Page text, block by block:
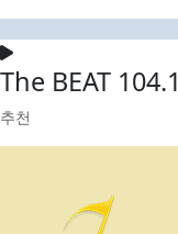
The BEAT
추천